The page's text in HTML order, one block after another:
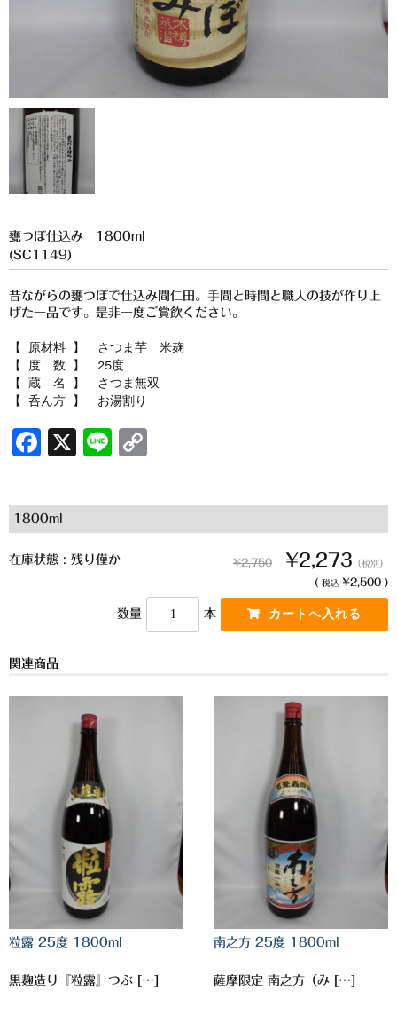
中馬酒店オリジナル
森伊蔵酒造
村尾酒造
万膳酒造
櫻井酒造
軸屋酒造
吉永酒造場
田村合名
薩摩酒造
白石酒造
甲斐商店
本坊酒造
久保酒造
宮田本店
佐藤酒造
三和酒造
丸西酒造
神川酒造
吹上焼酎
甕つぼ仕込み 1800ml
(SC1149)
昔ながらの甕つぼで仕込み間仁田。手間と時間と職人の技が作り上
げた一品です。是非一度ご賞飲ください。
【 原材料 】 さつま芋 米麹
【 度 数 】 25度
【 蔵 名 】 さつま無双
【 呑ん方 】 お湯割り
F
c
e
b
X
Li
e
p
y
1800ml
在庫状態 : 残り僅か ¥2,750 ¥2,273 （税別）
( 税込 ¥2,500 )
数量 本
関連商品
粒露 25度 1800ml
黒麹造り『粒露』つぶ […]
南之方 25度 1800ml
薩摩限定 南之方（み […]